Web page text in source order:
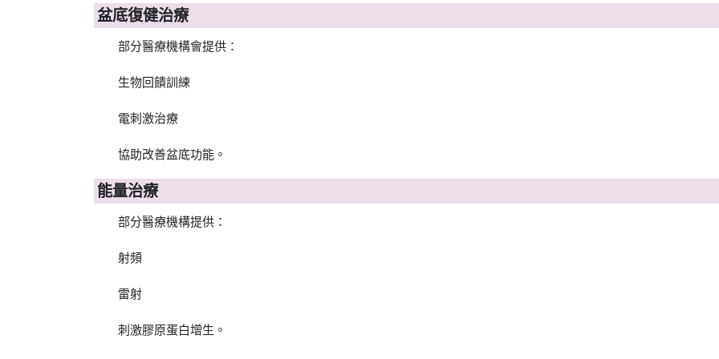
盆底復健治療
部分醫療機構會提供：
生物回饋訓練
電刺激治療
協助改善盆底功能。
能量治療
部分醫療機構提供：
射頻
雷射
刺激膠原蛋白增生。